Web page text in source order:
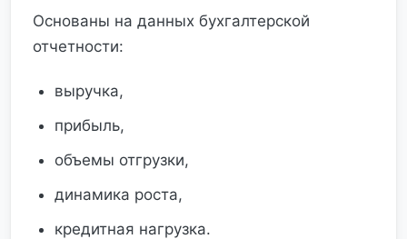
Основаны на данных бухгалтерской
отчетности:
выручка,
прибыль,
объемы отгрузки,
динамика роста,
кредитная нагрузка.